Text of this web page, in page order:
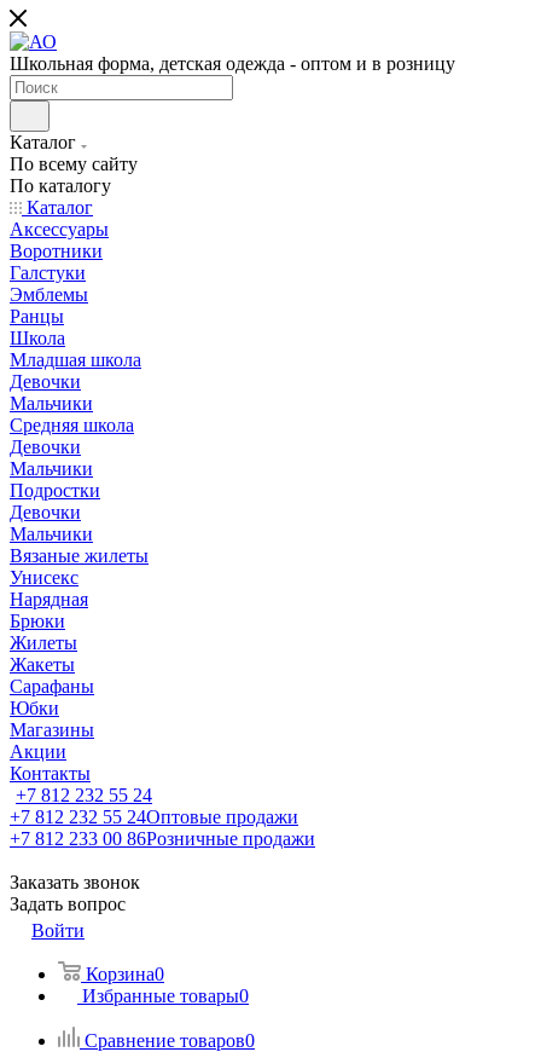
Школьная форма, детская одежда - оптом и в розницу
Каталог
По всему сайту
По каталогу
Каталог
Аксессуары
Воротники
Галстуки
Эмблемы
Ранцы
Школа
Младшая школа
Девочки
Мальчики
Средняя школа
Девочки
Мальчики
Подростки
Девочки
Мальчики
Вязаные жилеты
Унисекс
Нарядная
Брюки
Жилеты
Жакеты
Сарафаны
Юбки
Магазины
Акции
Контакты
+7 812 232 55 24
+7 812 232 55 24Оптовые продажи
+7 812 233 00 86Розничные продажи
Заказать звонок
Задать вопрос
Войти
Корзина0
Избранные товары0
Сравнение товаров0